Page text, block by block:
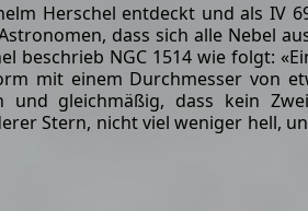
Herschel entdeckt und als IV
dass sich alle Nebel
beschrieb NGC 1514 wie folgt:
mit einem Durchmesser von
gleichmäßig, dass kein
Stern, nicht viel weniger hell,